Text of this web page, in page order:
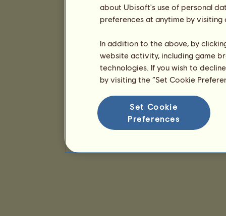
about Ubisoft's use of personal
preferences at anytime by
In addition to the above, by
website activity, including game
technologies. If you wish to
by visiting the “Set Cookie
Set Cookie
Preferences